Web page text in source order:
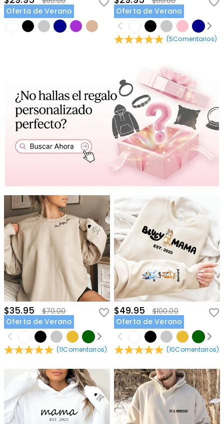
Oferta de Verano
Oferta de Verano
(5Comentarios)
$35.95
$70.00
Oferta de Verano
(11Comentarios)
$49.95
$100.00
Oferta de Verano
(10Comentarios)